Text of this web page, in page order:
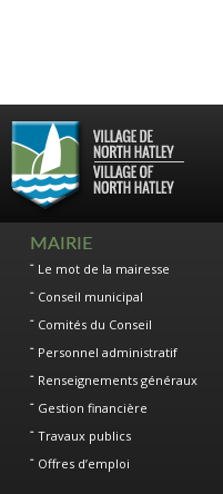
MAIRIE
Le mot de la mairesse
Conseil municipal
Comités du Conseil
Personnel administratif
Renseignements généraux
Gestion financière
Travaux publics
Offres d’emploi